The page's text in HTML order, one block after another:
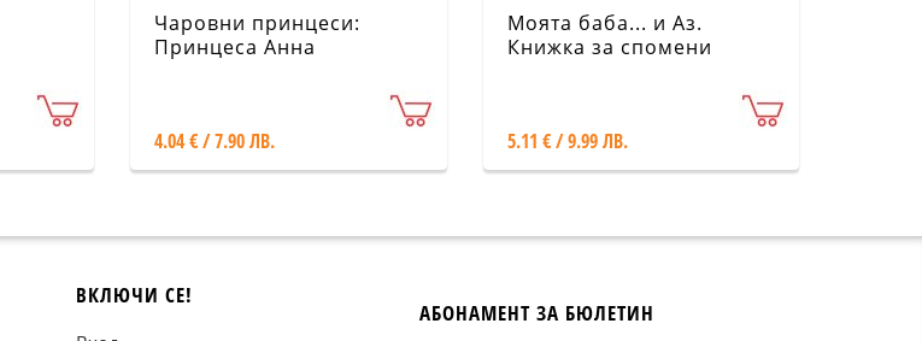
Чаровни принцеси:
Принцеса Анна
4.04 € / 7.90 ЛВ.
Моята баба... и Аз.
Книжка за спомени
5.11 € / 9.99 ЛВ.
ВКЛЮЧИ СЕ!
АБОНАМЕНТ ЗА БЮЛЕТИН